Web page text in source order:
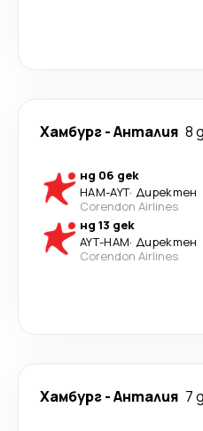
Хамбург-Анталия 8
нд 06 дек
HAM-AYT· Директен
Corendon Airlines
нд 13 дек
AYT-HAM· Директен
Corendon Airlines
Хамбург-Анталия 7